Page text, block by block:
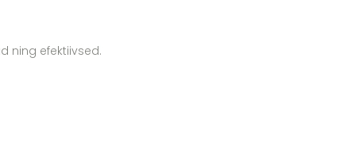
ning efektiivsed.